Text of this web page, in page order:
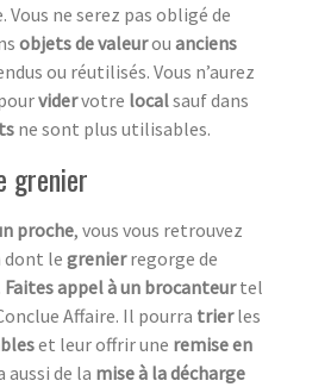
ne serez pas obligé de
objets de valeurou anciens
ou réutilisés. Vous n’aurez
vidervotre localsauf dans
ne sont plus utilisables.
grenier
proche, vous vous retrouvez
dont le grenierregorge de
Faites appel à un brocanteurtel
Affaire. Il pourra trierles
et leur offrir une remise en
aussi de la mise à la décharge